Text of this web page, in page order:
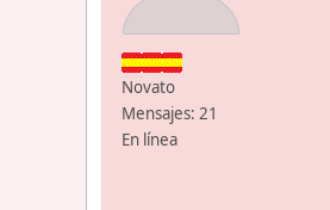
Novato
Mensajes: 21
En línea